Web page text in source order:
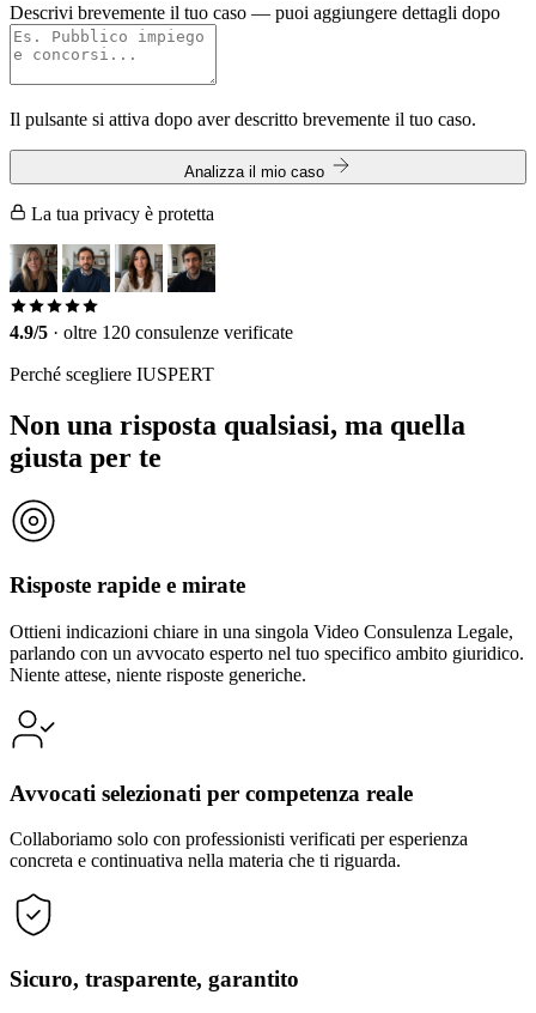
Descrivi brevemente il tuo caso — puoi aggiungere dettagli dopo
Il pulsante si attiva dopo aver descritto brevemente il tuo caso.
Analizza il mio caso
La tua privacy è protetta
4.9/5 · oltre 120 consulenze verificate
Perché scegliere IUSPERT
Non una risposta qualsiasi, ma quella
giusta per te
Risposte rapide e mirate
Ottieni indicazioni chiare in una singola Video Consulenza Legale,
parlando con un avvocato esperto nel tuo specifico ambito giuridico.
Niente attese, niente risposte generiche.
Avvocati selezionati per competenza reale
Collaboriamo solo con professionisti verificati per esperienza
concreta e continuativa nella materia che ti riguarda.
Sicuro, trasparente, garantito